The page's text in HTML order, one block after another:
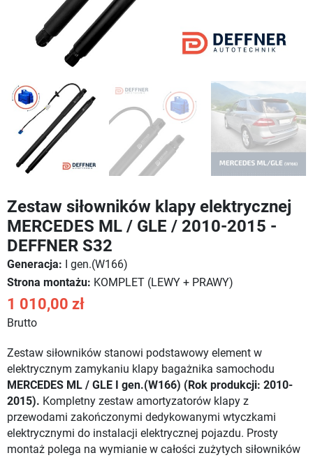
Zestaw siłowników klapy elektrycznej
MERCEDES ML / GLE / 2010-2015 -
DEFFNER S32
Generacja: I gen.(W166)
Strona montażu: KOMPLET (LEWY + PRAWY)
1 010,00 zł
Brutto
Zestaw siłowników stanowi podstawowy element w
elektrycznym zamykaniu klapy bagażnika samochodu
MERCEDES ML / GLE I gen.(W166) (Rok produkcji: 2010-
2015). Kompletny zestaw amortyzatorów klapy z
przewodami zakończonymi dedykowanymi wtyczkami
elektrycznymi do instalacji elektrycznej pojazdu. Prosty
montaż polega na wymianie w całości zużytych siłowników